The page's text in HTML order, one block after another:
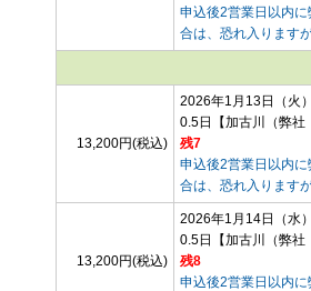
申込後2営業日以内
合は、恐れ入ります
13,200円(税込)
2026年1月13日（火
0.5日
【加古川（弊
残7
申込後2営業日以内
合は、恐れ入ります
13,200円(税込)
2026年1月14日（水
0.5日
【加古川（弊
残8
申込後2営業日以内